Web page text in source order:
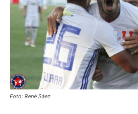
Foto: René Sáez